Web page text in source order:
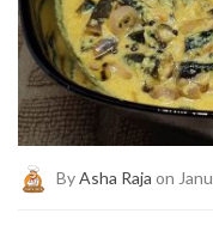
By Asha Raja on